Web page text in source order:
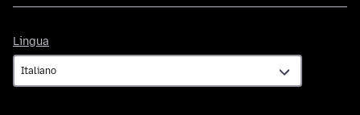
Lingua